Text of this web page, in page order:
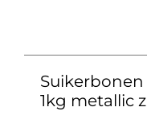
Suikerbonen
1kg metallic